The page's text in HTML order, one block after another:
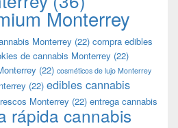
Monterrey
Monterrey (22) compra edibles
de cannabis Monterrey (22)
(22) cosméticos de lujo Monterrey
(22) edibles cannabis
Monterrey (22) entrega cannabis
rápida cannabis